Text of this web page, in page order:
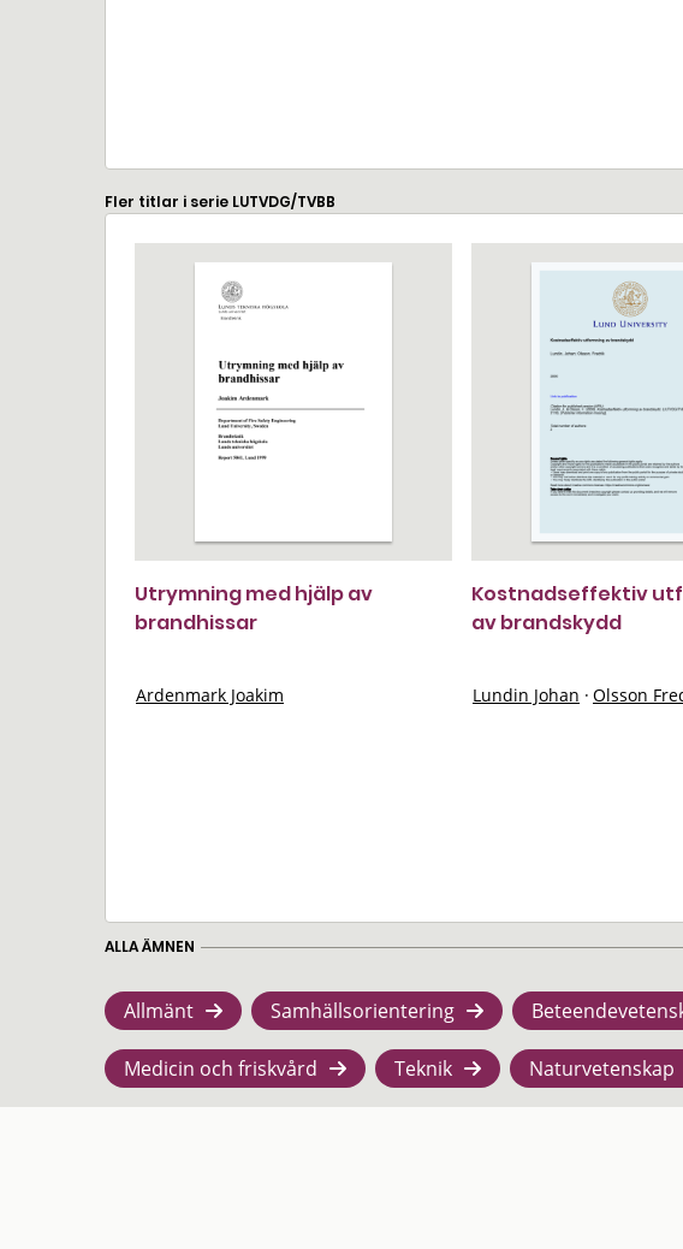
Fler titlar i serie LUTVDG/TVBB
Utrymning med hjälp av
brandhissar
Ardenmark Joakim
Kostnadseffektiv
av brandskydd
Lundin Johan · Olsson
ALLA ÄMNEN
Allmänt Samhällsorientering
Medicin och friskvård Teknik Naturvetenskap